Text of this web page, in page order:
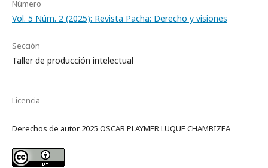
Número
Vol. 5 Núm. 2 (2025): Revista Pacha: Derecho y visiones
Sección
Taller de producción intelectual
Licencia
Derechos de autor 2025 OSCAR PLAYMER LUQUE CHAMBIZEA